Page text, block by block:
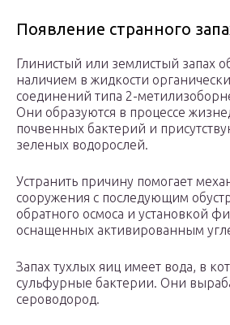
Появление странного
Глинистый или землистый запах
наличием в жидкости
соединений типа 2-
Они образуются в процессе
почвенных бактерий и
зеленых водорослей.
Устранить причину помогает
сооружения с последующим
обратного осмоса и установкой
оснащенных активированным
Запах тухлых яиц имеет вода, в
сульфурные бактерии. Они
сероводород.